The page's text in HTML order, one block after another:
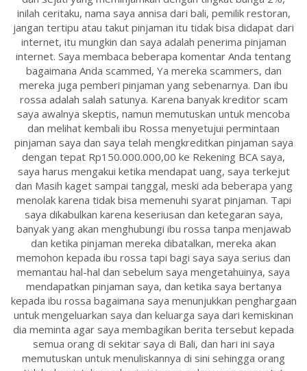
inilah ceritaku, nama saya annisa dari bali, pemilik restoran,
jangan tertipu atau takut pinjaman itu tidak bisa didapat dari
internet, itu mungkin dan saya adalah penerima pinjaman
internet. Saya membaca beberapa komentar Anda tentang
bagaimana Anda scammed, Ya mereka scammers, dan
mereka juga pemberi pinjaman yang sebenarnya. Dan ibu
rossa adalah salah satunya. Karena banyak kreditor scam
saya awalnya skeptis, namun memutuskan untuk mencoba
dan melihat kembali ibu Rossa menyetujui permintaan
pinjaman saya dan saya telah mengkreditkan pinjaman saya
dengan tepat Rp150.000.000,00 ke Rekening BCA saya,
saya harus mengakui ketika mendapat uang, saya terkejut
dan Masih kaget sampai tanggal, meski ada beberapa yang
menolak karena tidak bisa memenuhi syarat pinjaman. Tapi
saya dikabulkan karena keseriusan dan ketegaran saya,
banyak yang akan menghubungi ibu rossa tanpa menjawab
dan ketika pinjaman mereka dibatalkan, mereka akan
memohon kepada ibu rossa tapi bagi saya saya serius dan
memantau hal-hal dan sebelum saya mengetahuinya, saya
mendapatkan pinjaman saya, dan ketika saya bertanya
kepada ibu rossa bagaimana saya menunjukkan penghargaan
untuk mengeluarkan saya dan keluarga saya dari kemiskinan
dia meminta agar saya membagikan berita tersebut kepada
semua orang di sekitar saya di Bali, dan hari ini saya
memutuskan untuk menuliskannya di sini sehingga orang